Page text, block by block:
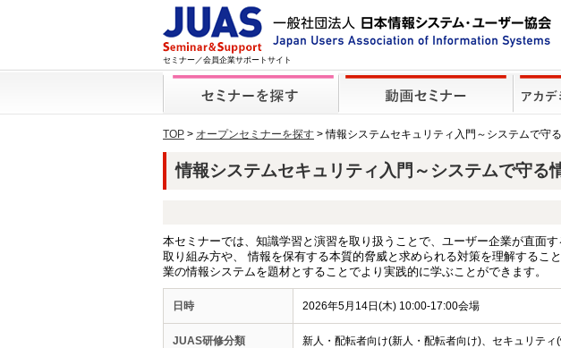
セミナー／会員企業サポートサイト
TOP > オープンセミナーを探す > 情報システムセキュリティ入門～システムで守
情報システムセキュリティ入門～システムで守る
本セミナーでは、知識学習と演習を取り扱うことで、ユーザー企業が直面
取り組み方や、 情報を保有する本質的脅威と求められる対策を理解するこ
業の情報システムを題材とすることでより実践的に学ぶことができます。
日時 2026年5月14日(木) 10:00-17:00会場
JUAS研修分類 新人・配転者向け(新人・配転者向け)、セキュリティ